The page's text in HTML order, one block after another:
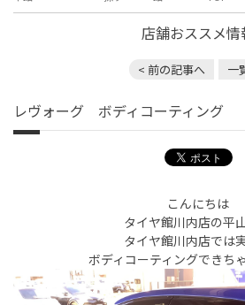
店舗おススメ情
< 前の記事へ 一
レヴォーグ ボディコーティング
こんにちは
タイヤ館川内店の平
タイヤ館川内店では実
ボディコーティングできち